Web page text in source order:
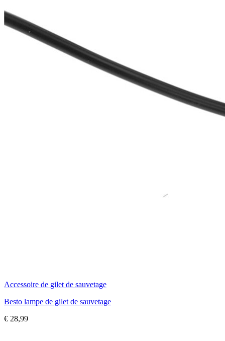
Accessoire de gilet de sauvetage
Besto lampe de gilet de sauvetage
€ 28,99